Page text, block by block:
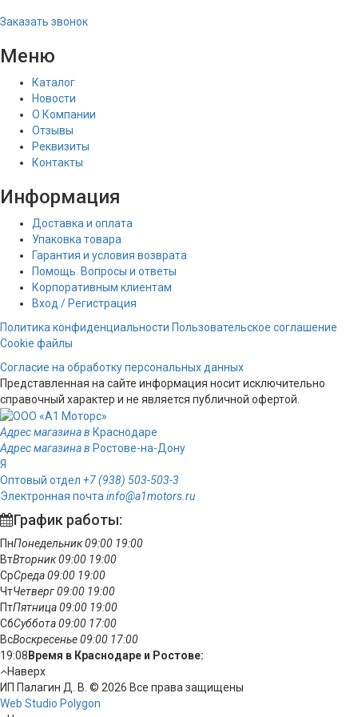
Заказать звонок
Меню
Каталог
Новости
О Компании
Отзывы
Реквизиты
Контакты
Информация
Доставка и оплата
Упаковка товара
Гарантия и условия возврата
Помощь. Вопросы и ответы
Корпоративным клиентам
Вход / Регистрация
Политика конфиденциальности Пользовательское соглашение
Cookie файлы
Согласие на обработку персональных данных
Представленная на сайте информация носит исключительно
справочный характер и не является публичной офертой.
Адрес магазина в Краснодаре
Адрес магазина в Ростове-на-Дону
Я
Оптовый отдел +7 (938) 503-503-3
Электронная почта info@a1motors.ru
График работы:
ПнПонедельник09:00 19:00
ВтВторник09:00 19:00
СрСреда09:00 19:00
ЧтЧетверг09:00 19:00
ПтПятница09:00 19:00
СбСуббота09:00 17:00
ВсВоскресенье09:00 17:00
19:08 Время в Краснодаре и Ростове:
Наверх
ИП Палагин Д. В. © 2026 Все права защищены
Web Studio Polygon